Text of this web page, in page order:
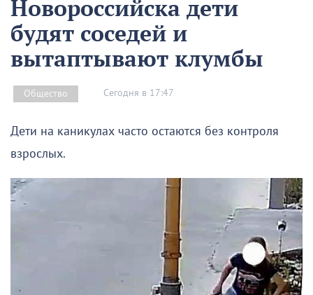
Новороссийска дети
будят соседей и
вытаптывают клумбы
Общество Сегодня в 17:47
Дети на каникулах часто остаются без контроля
взрослых.